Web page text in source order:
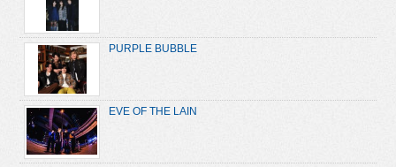
PURPLE BUBBLE
EVE OF THE LAIN